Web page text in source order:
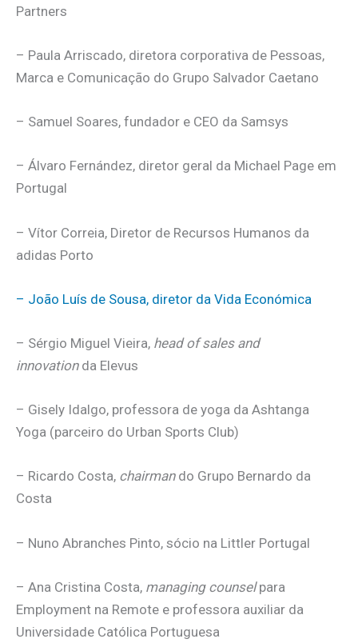
Partners
– Paula Arriscado, diretora corporativa de Pessoas,
Marca e Comunicação do Grupo Salvador Caetano
– Samuel Soares, fundador e CEO da Samsys
– Álvaro Fernández, diretor geral da Michael Page em
Portugal
– Vítor Correia, Diretor de Recursos Humanos da
adidas Porto
– João Luís de Sousa, diretor da Vida Económica
– Sérgio Miguel Vieira, head of sales and
innovationda Elevus
– Gisely Idalgo, professora de yoga da Ashtanga
Yoga (parceiro do Urban Sports Club)
– Ricardo Costa, chairmando Grupo Bernardo da
Costa
– Nuno Abranches Pinto, sócio na Littler Portugal
– Ana Cristina Costa, managing counselpara
Employment na Remote e professora auxiliar da
Universidade Católica Portuguesa